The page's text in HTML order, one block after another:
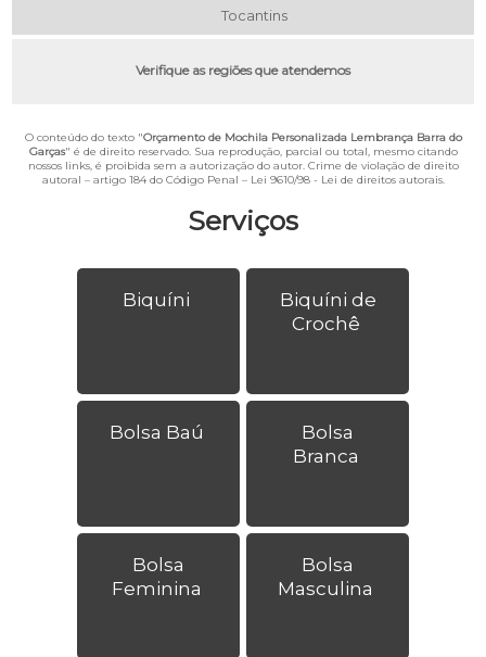
Serviços
Biquíni
Biquíni de
Crochê
Bolsa Baú
Bolsa
Branca
Bolsa
Feminina
Bolsa
Masculina
Tocantins
Verifique as regiões que atendemos
O conteúdo do texto "Orçamento de Mochila Personalizada Lembrança Barra do
Garças" é de direito reservado. Sua reprodução, parcial ou total, mesmo citando
nossos links, é proibida sem a autorização do autor. Crime de violação de direito
autoral – artigo 184 do Código Penal – Lei 9610/98 - Lei de direitos autorais.